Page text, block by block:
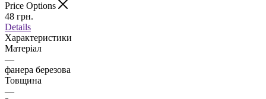
Price Options
48 грн.
Details
Характеристики
Матеріал
—
фанера березова
Товщина
—